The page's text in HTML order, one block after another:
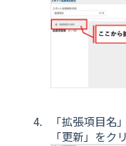
「拡張項目名
「更新」をク